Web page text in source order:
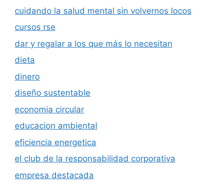
cuidando la salud mental sin volvernos locos
cursos rse
dar y regalar a los que más lo necesitan
dieta
dinero
diseño sustentable
economia circular
educacion ambiental
eficiencia energetica
el club de la responsabilidad corporativa
empresa destacada